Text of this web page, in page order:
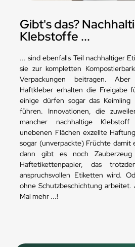
Gibt's das?
Klebstoffe ...
... sind ebenfalls Teil nachhaltiger
sie zur kompletten
Verpackungen beitragen.
Haftkleber erhalten die Freigabe
einige dürfen sogar das Keimling
führen. Innovationen, die
mancher nachhaltige
unebenen Flächen exzellte
sogar (unverpackte) Früchte damit
dann gibt es noch Zauberzeug
Haftetikettenpapier, das
anspruchsvollen Etiketten wird.
ohne Schutzbeschichtung arbeitet.
Mal mehr ...!